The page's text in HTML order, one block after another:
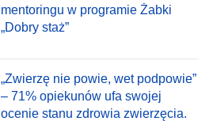
mentoringu w programie Żabki
„Dobry staż”
„Zwierzę nie powie, wet podpowie”
– 71% opiekunów ufa swojej
ocenie stanu zdrowia zwierzęcia.